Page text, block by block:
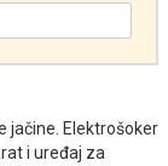
jačine. Elektrošoker
i uređaj za